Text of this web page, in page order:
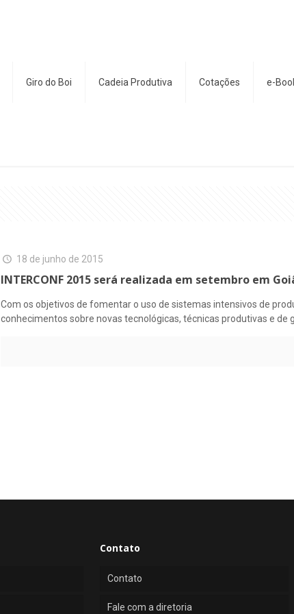
Giro do Boi Cadeia Produtiva Cotações e-
18 de junho de 2015
INTERCONF 2015 será realizada em setembro em
Com os objetivos de fomentar o uso de sistemas intensivos de
conhecimentos sobre novas tecnológicas, técnicas produtivas e de
Contato
Contato
Fale com a diretoria